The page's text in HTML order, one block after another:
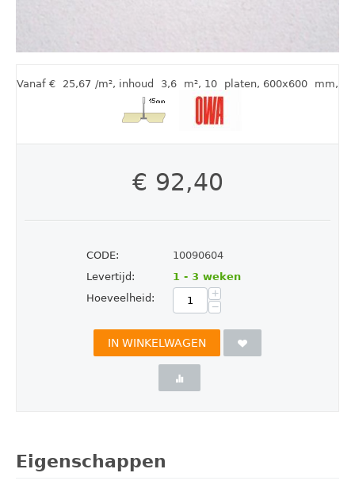
Vanaf € 25,67 /m², inhoud 3,6 m², 10 platen, 600x600 mm,
€ 92,40
CODE:
10090604
Levertijd:
1 - 3 weken
Hoeveelheid:
+
−
IN WINKELWAGEN
Eigenschappen